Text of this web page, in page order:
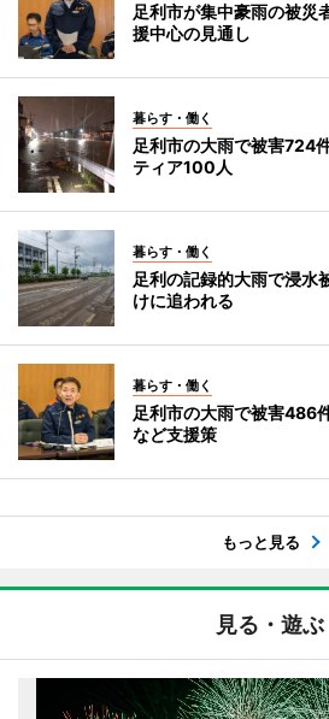
足利市が集中豪雨の被
援中心の見通し
暮らす・働く
足利市の大雨で被害724
ティア100人
暮らす・働く
足利の記録的大雨で浸
けに追われる
暮らす・働く
足利市の大雨で被害
など支援策
もっと見る
見る・遊ぶ